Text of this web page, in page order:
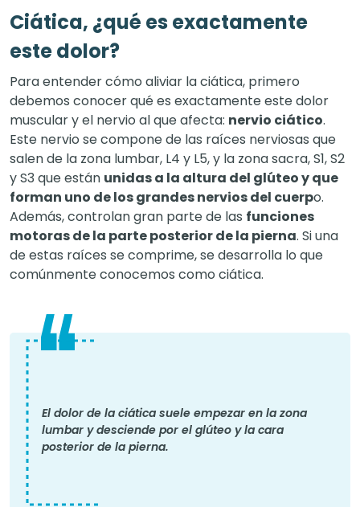
Ciática, ¿qué es exactamente
este dolor?
Para entender cómo aliviar la ciática, primero
debemos conocer qué es exactamente este dolor
muscular y el nervio al que afecta: nervio ciático.
Este nervio se compone de las raíces nerviosas que
salen de la zona lumbar, L4 y L5, y la zona sacra, S1, S2
y S3 que están unidas a la altura del glúteo y que
forman uno de los grandes nervios del cuerpo.
Además, controlan gran parte de las funciones
motoras de la parte posterior de la pierna. Si una
de estas raíces se comprime, se desarrolla lo que
comúnmente conocemos como ciática.
El dolor de la ciática suele empezar en la zona
lumbar y desciende por el glúteo y la cara
posterior de la pierna.